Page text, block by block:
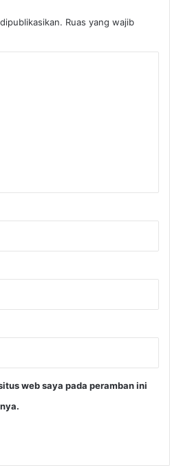
Ruas yang wajib
web saya pada peramban ini